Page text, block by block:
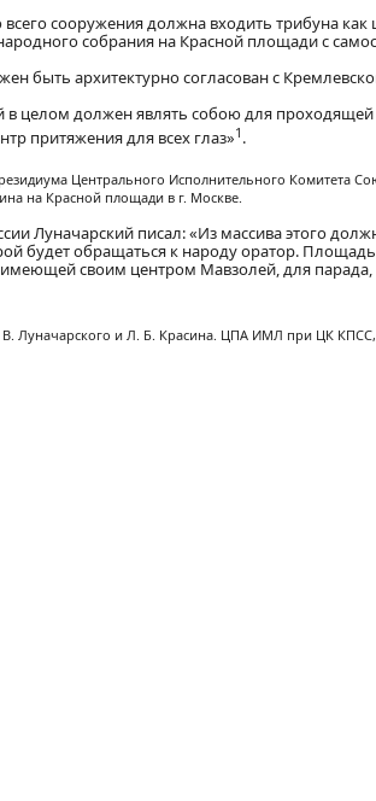
сооружения должна входить трибуна
собрания на Красной площади с
быть архитектурно согласован с
в целом должен являть собою для
притяжения для всех глаз»1 .
Центрального Исполнительного Комитета
на Красной площади в г. Москве.
Луначарский писал: «Из массива этого
будет обращаться к народу оратор.
имеющей своим центром Мавзолей, для
В. Луначарского и Л. Б. Красина. ЦПА ИМЛ при ЦК КПСС,